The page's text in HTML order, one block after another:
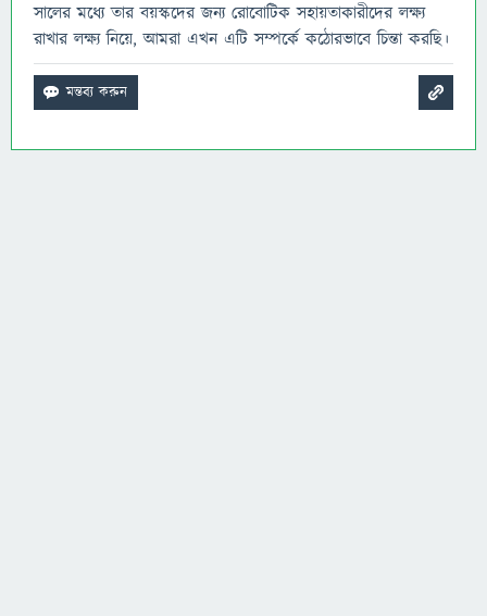
সালের মধ্যে তার বয়স্কদের জন্য রোবোটিক সহায়তাকারীদের লক্ষ্য
রাখার লক্ষ্য নিয়ে, আমরা এখন এটি সম্পর্কে কঠোরভাবে চিন্তা করছি।